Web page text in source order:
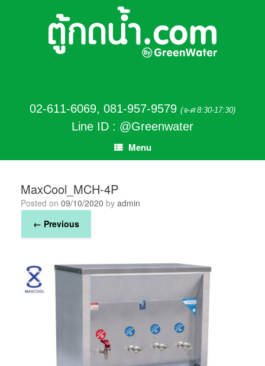
02-611-6069, 081-957-9579 (จ-ศ 8:30-17:30)
Line ID : @Greenwater
Menu
MaxCool_MCH-4P
Posted on 09/10/2020 by admin
← Previous